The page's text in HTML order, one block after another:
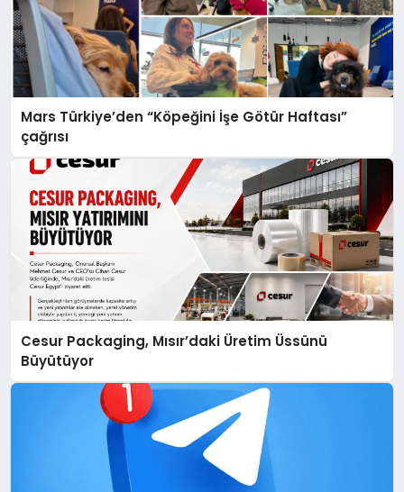
Mars Türkiye’den “Köpeğini İşe Götür Haftası”
çağrısı
Cesur Packaging, Mısır’daki Üretim Üssünü
Büyütüyor